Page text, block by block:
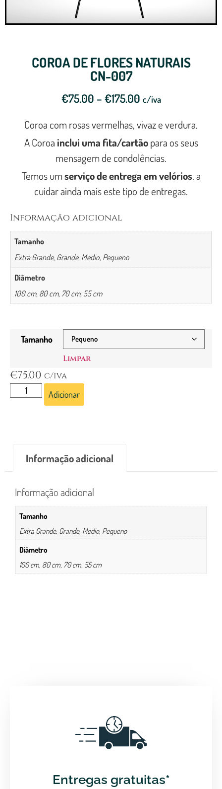
COROA DE FLORES NATURAIS
CN-007
€75.00 – €175.00 c/iva
Coroa com rosas vermelhas, vivaz e verdura.
A Coroa inclui uma fita/cartãopara os seus
mensagem de condolências.
Temos umserviço de entrega em velórios, a
cuidar ainda mais este tipo de entregas.
Informação adicional
Tamanho
Extra Grande, Grande, Medio, Pequeno
Diâmetro
100 cm, 80 cm, 70 cm, 55 cm
Tamanho
Limpar
€75.00 c/iva
Adicionar
Informação adicional
Informação adicional
Tamanho
Extra Grande, Grande, Medio, Pequeno
Diâmetro
100 cm, 80 cm, 70 cm, 55 cm
Entregas gratuitas*